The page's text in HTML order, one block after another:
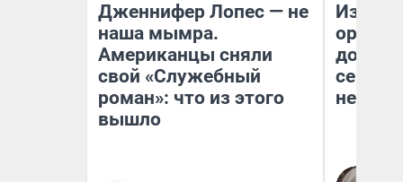
Дженнифер Лопес — не
наша мымра.
Американцы сняли
свой «Служебный
роман»: что из этого
вышло
сейчас